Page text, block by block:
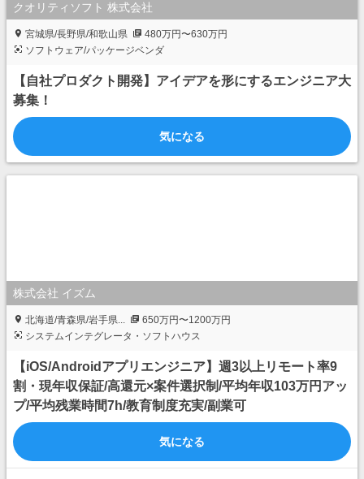
クオリティソフト 株式会社
宮城県/長野県/和歌山県
480万円〜630万円
ソフトウェア/パッケージベンダ
【自社プロダクト開発】アイデアを形にするエンジニア大
募集！
気になる
株式会社 イズム
北海道/青森県/岩手県...
650万円〜1200万円
システムインテグレータ・ソフトハウス
【iOS/Androidアプリエンジニア】週3以上リモート率9
割・現年収保証/高還元×案件選択制/平均年収103万円アッ
プ/平均残業時間7h/教育制度充実/副業可
気になる